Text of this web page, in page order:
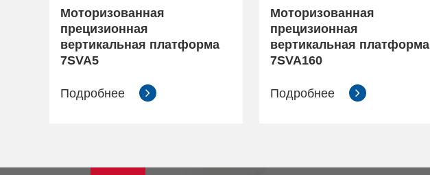
Моторизованная
прецизионная
вертикальная платформа
7SVA5
Подробнее
Моторизованная
прецизионная
вертикальная платформа
7SVA160
Подробнее